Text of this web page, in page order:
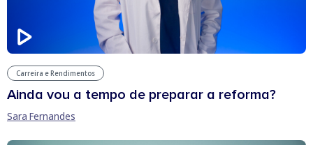
Carreira e Rendimentos
Ainda vou a tempo de preparar a reforma?
Sara Fernandes